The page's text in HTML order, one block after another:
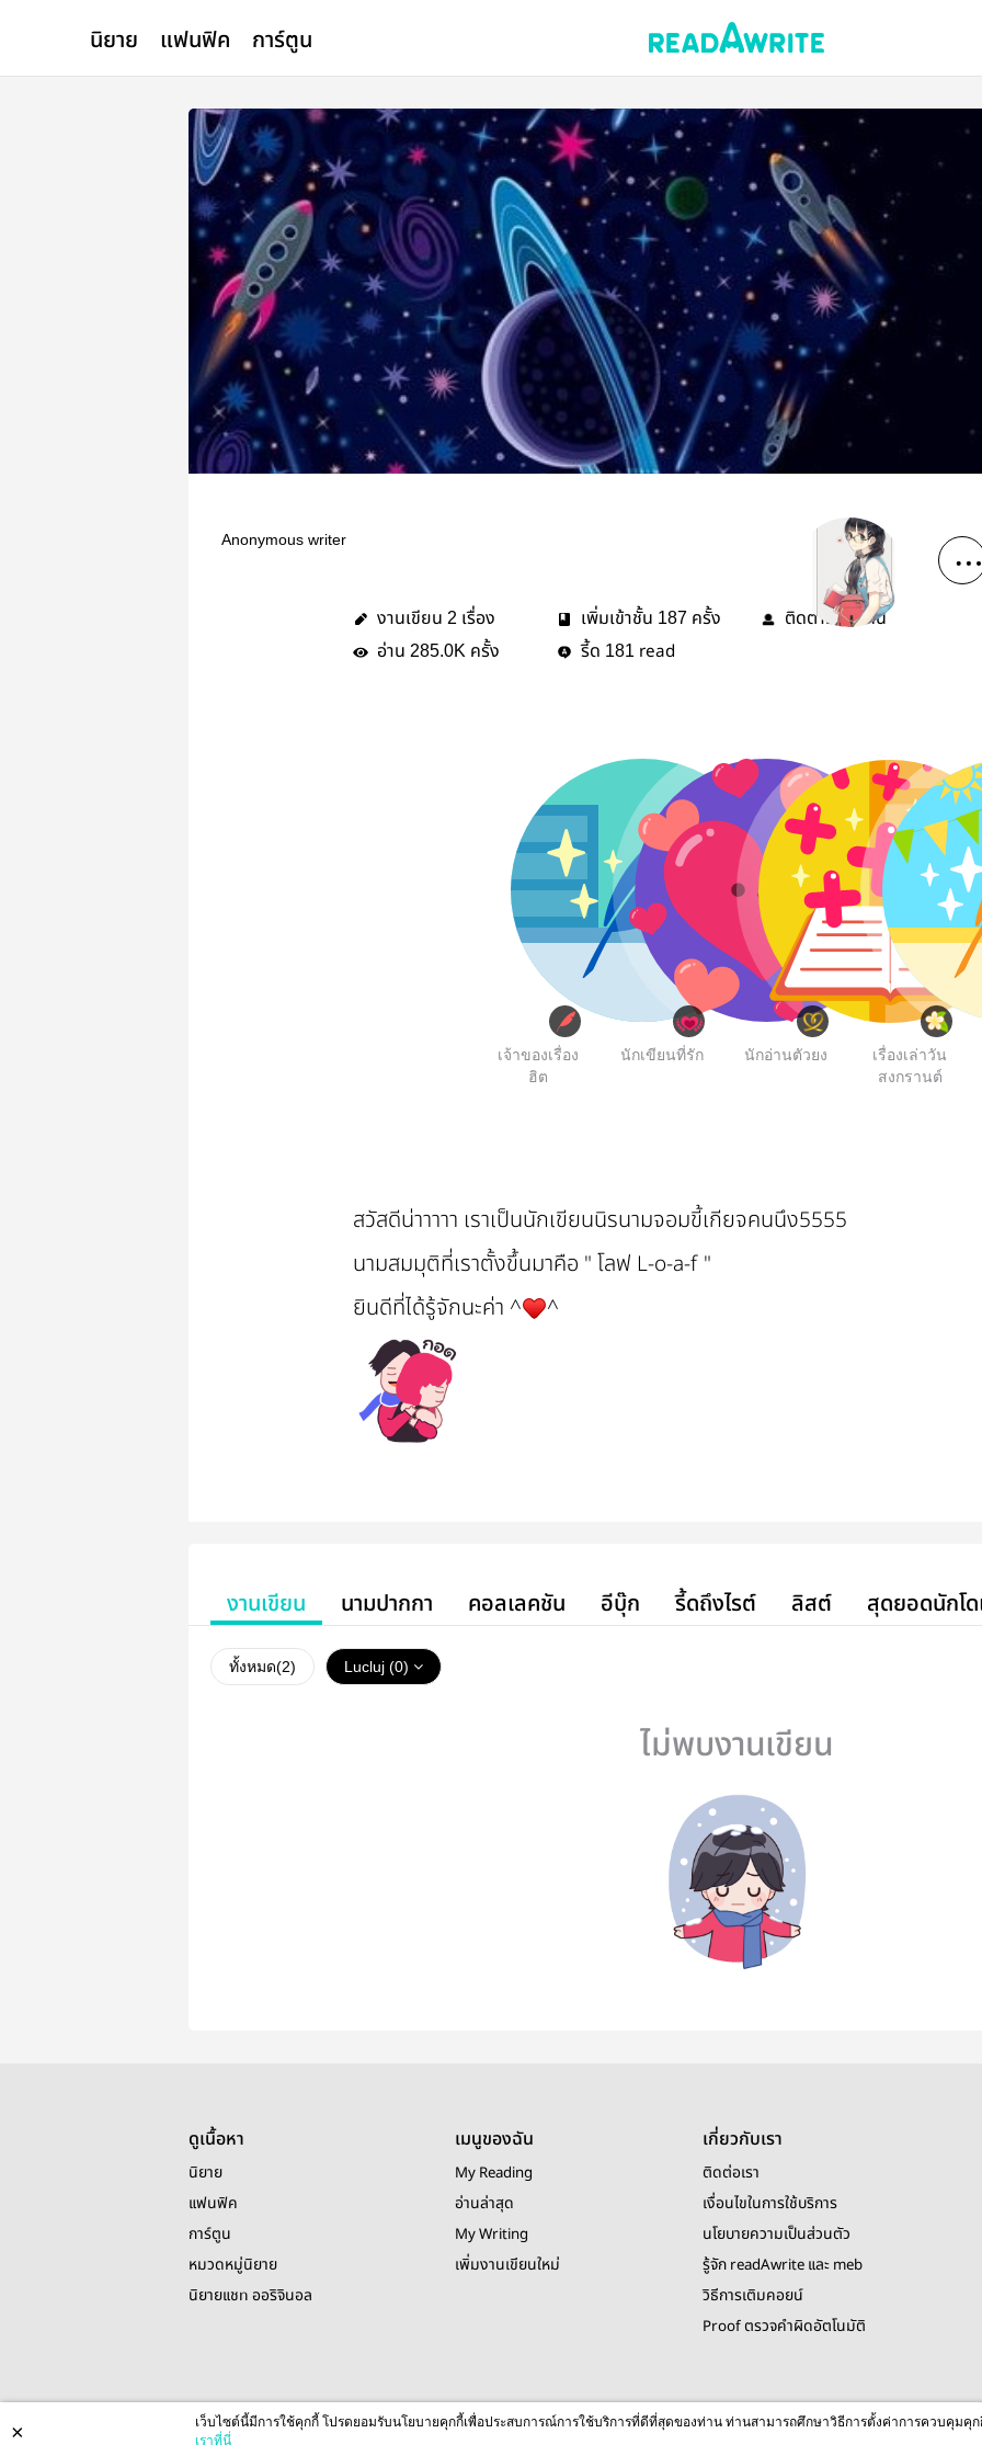
นิยาย แฟนฟิค การ์ตูน
Anonymous writer
งานเขียน 2 เรื่อง เพิ่มเข้าชั้น 187 ครั้ง ติดตาม47คน
อ่าน 285.0K ครั้ง รี้ด 181 read
เจ้าของเรื่อง
ฮิต
นักเขียนที่รัก นักอ่านตัวยง
เรื่องเล่าวัน
สงกรานต์
สวัสดีน่าาาาา เราเป็นนักเขียนนิรนามจอมขี้เกียจคนนึง5555
นามสมมุติที่เราตั้งขึ้นมาคือ " โลฟ L-o-a-f "
ยินดีที่ได้รู้จักนะค่า ^
^
งานเขียน นามปากกา คอลเลคชัน อีบุ๊ก รี้ดถึงไรต์ ลิสต์ สุดยอดนักโ
ทั้งหมด(2) Lucluj (0)
ไม่พบงานเขียน
ดูเนื้อหา
นิยาย
แฟนฟิค
การ์ตูน
หมวดหมู่นิยาย
นิยายแชท ออริจินอล
เมนูของฉัน
My Reading
อ่านล่าสุด
My Writing
เพิ่มงานเขียนใหม่
เกี่ยวกับเรา
ติดต่อเรา
เงื่อนไขในการใช้บริการ
นโยบายความเป็นส่วนตัว
รู้จัก readAwrite และ meb
วิธีการเติมคอยน์
Proof ตรวจคำผิดอัตโนมัติ
© 2026 readAwrite.com by MEB Corporation Public Company Limited
This site is protected by reCAPTCHA and the Google
×
เว็บไซต์นี้มีการใช้คุกกี้ โปรดยอมรับนโยบายคุกกี้เพื่อประสบการณ์การใช้บริการที่ดีที่สุดของท่าน ท่านสามารถศึกษาวิธีการตั้งค่าการควบคุมคุ
เราที่นี่